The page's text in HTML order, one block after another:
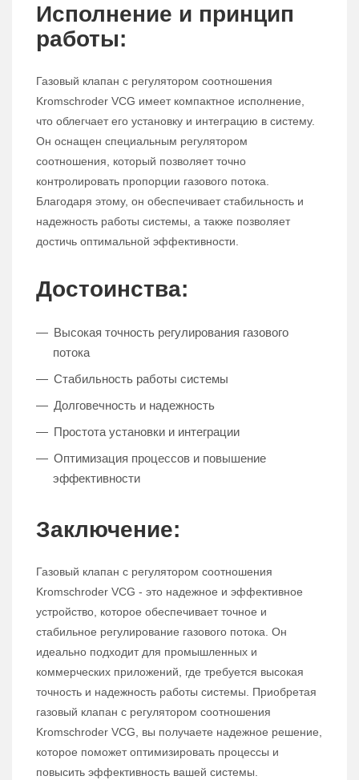
Исполнение и принцип
работы:
Газовый клапан с регулятором соотношения
Kromschroder VCG имеет компактное исполнение,
что облегчает его установку и интеграцию в систему.
Он оснащен специальным регулятором
соотношения, который позволяет точно
контролировать пропорции газового потока.
Благодаря этому, он обеспечивает стабильность и
надежность работы системы, а также позволяет
достичь оптимальной эффективности.
Достоинства:
Высокая точность регулирования газового
потока
Стабильность работы системы
Долговечность и надежность
Простота установки и интеграции
Оптимизация процессов и повышение
эффективности
Заключение:
Газовый клапан с регулятором соотношения
Kromschroder VCG - это надежное и эффективное
устройство, которое обеспечивает точное и
стабильное регулирование газового потока. Он
идеально подходит для промышленных и
коммерческих приложений, где требуется высокая
точность и надежность работы системы. Приобретая
газовый клапан с регулятором соотношения
Kromschroder VCG, вы получаете надежное решение,
которое поможет оптимизировать процессы и
повысить эффективность вашей системы.